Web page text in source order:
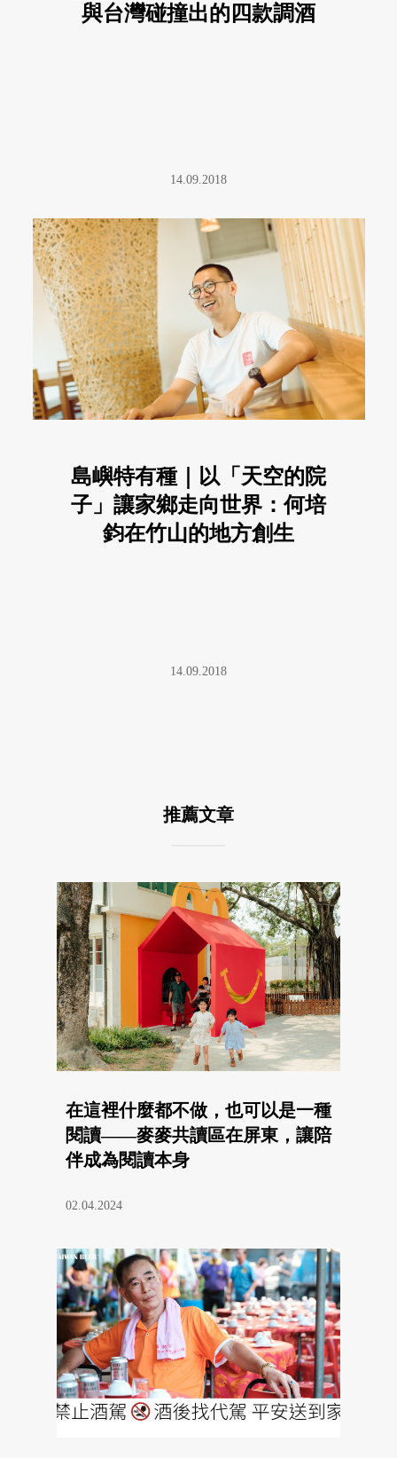
與台灣碰撞出的四款調酒
14.09.2018
島嶼特有種｜以「天空的院
子」讓家鄉走向世界：何培
鈞在竹山的地方創生
14.09.2018
推薦文章
在這裡什麼都不做，也可以是一種
閱讀——麥麥共讀區在屏東，讓陪
伴成為閱讀本身
02.04.2024